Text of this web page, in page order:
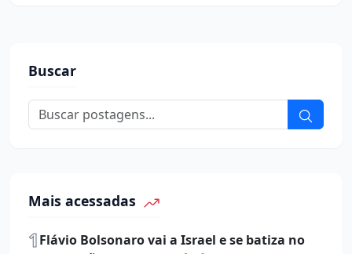
Buscar
Mais acessadas
1Flávio Bolsonaro vai a Israel e se batiza no